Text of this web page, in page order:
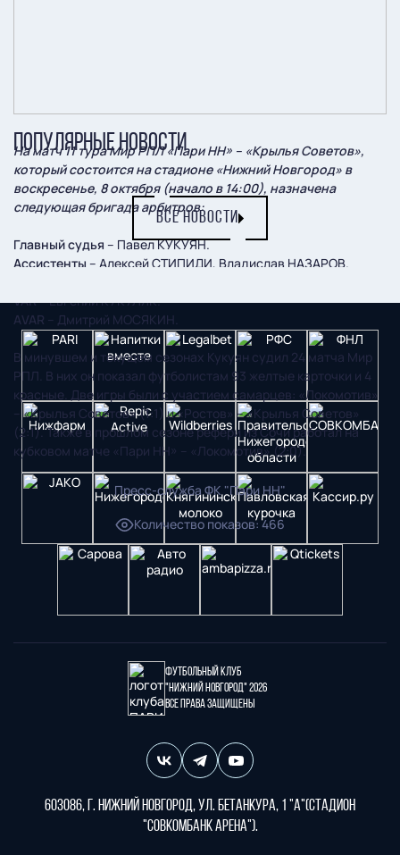
На матч 11 тура Мир РПЛ «Пари НН» – «Крылья Советов»,
который состоится на стадионе «Нижний Новгород» в
воскресенье, 8 октября (начало в 14:00), назначена
следующая бригада арбитров:
Главный судья – Павел КУКУЯН.
Ассистенты – Алексей СТИПИДИ, Владислав НАЗАРОВ.
VAR– Евгений КУКУЛЯК.
АVAR – Дмитрий МОСЯКИН.
В минувшем и текущем сезонах Кукуян судил 24 матча Мир
РПЛ. В них он показал футболистам 93 желтые карточки и 4
красные. Две игры были с участием самарцев: «Локомотив»
– «Крылья Советов» (1:1) и «Ростов» – «Крылья Советов»
(2:1). Также в прошлом сезоне рефери из Сочи работал на
кубковом матче «Пари НН» – «Локомотив» (2:0).
Пресс-служба ФК "Пари НН"
Количество показов: 466
ПОПУЛЯРНЫЕ НОВОСТИ
ВСЕ НОВОСТИ
Футбольный клуб
"Нижний Новгород" 2026
Все права защищены
603086, г. Нижний Новгород, ул. Бетанкура, 1 "А"(стадион
"СОВКОМБАНК АРЕНА").